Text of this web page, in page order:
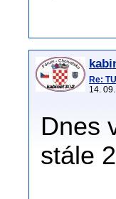
Re:
14.
Dnes
stále